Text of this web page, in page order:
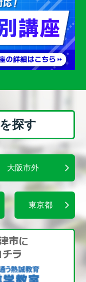
探す
大阪市外
東京都